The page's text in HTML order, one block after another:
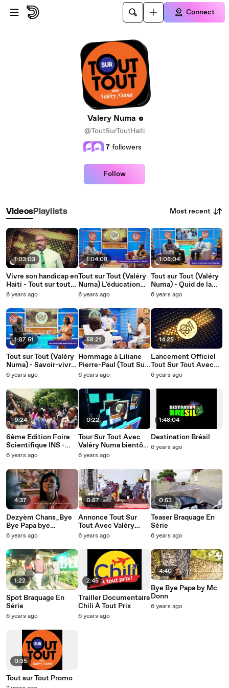
Skip to main content
Connect
Valery Numa
@ToutSurToutHaiti
7 followers
Follow
VideosPlaylists Most recent
1:03:03
Vivre son handicap en
Haiti - Tout sur tout
TV SHOW
6 years ago
1:07:51
Tout sur Tout (Valéry
Numa) - Savoir-vivre:
Mode d’emploi avec
SHOW
6 years ago
9:24
6ème Edition Foire
Scientifique INS -
Mai 2018
6 years ago
4:37
Dezyèm Chans_Bye
Bye Papa bye
Mackendy Jeune
6 years ago
1:22
Spot Braquage En
Série
6 years ago
0:35
Tout sur Tout Promo
1:04:08
Tout sur Tout (Valéry
Numa) L'éducation
sexuelle: Comment
Johanne Landrin | TV
SHOW
6 years ago
58:21
Hommage à Liliane
Pierre-Paul (Tout Sur
Tout Avec Valéry
6 years ago
0:22
Tour Sur Tout Avec
Valéry Numa bientôt
sur Télé Vision 2000
6 years ago
0:57
Annonce Tout Sur
Tout Avec Valéry
Numa
6 years ago
2:45
Trailler Documentaire
Chili À Tout Prix
6 years ago
1:05:04
Tout sur Tout (Valéry
Numa) - Quid de la
médecine
6 years ago
14:25
Lancement Officiel
Tout Sur Tout Avec
Valéry Numa | TV
6 years ago
1:48:04
Destination Brésil
6 years ago
0:53
Teaser Braquage En
Série
6 years ago
4:40
Bye Bye Papa by Mc
Donn
6 years ago